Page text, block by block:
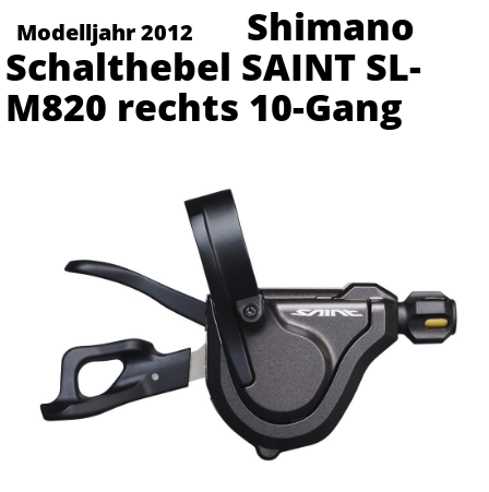
Modelljahr 2012
Shimano
Schalthebel SAINT SL-
M820 rechts 10-Gang